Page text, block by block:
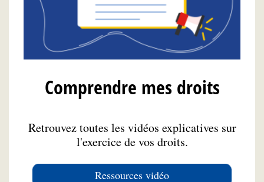
Comprendre mes droits
Retrouvez toutes les vidéos explicatives sur
l'exercice de vos droits.
Ressources vidéo